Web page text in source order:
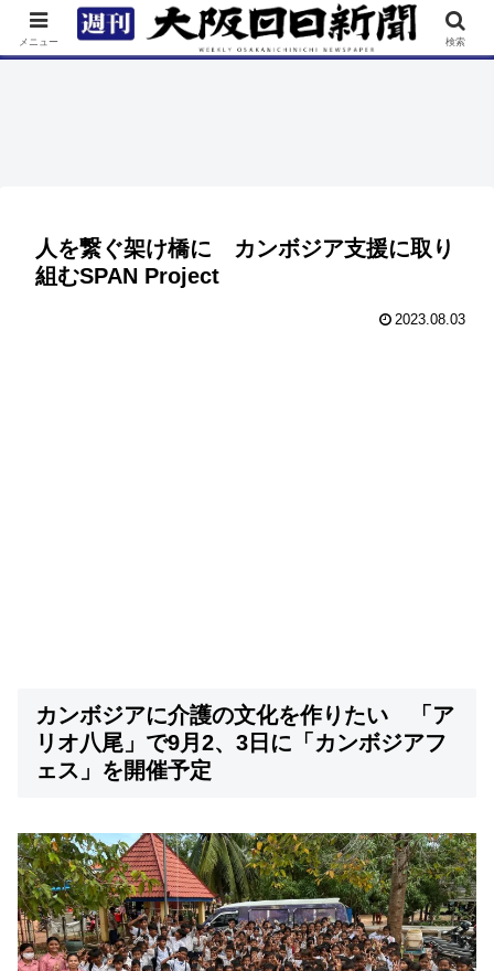
TOP 特集 ニュース 連載 街ネタ イベント
人を繋ぐ架け橋に カンボジア支援に取り
組むSPAN Project
2023.08.03
カンボジアに介護の文化を作りたい 「ア
リオ八尾」で9月2、3日に「カンボジアフ
ェス」を開催予定
メニュー 検索